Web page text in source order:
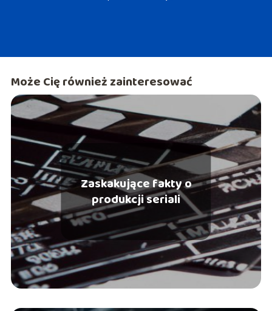
Może Cię również zainteresować
Zaskakujące fakty o
produkcji seriali